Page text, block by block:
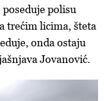
polisu
trećim licima, šteta
onda ostaju
Jovanović.